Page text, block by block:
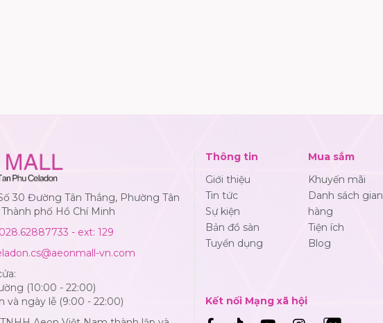
30 Đường Tân Thắng, Phường Tân
phố Hồ Chí Minh
028.62887733 - ext: 129
vn.com
(10:00 - 22:00)
và ngày lễ (9:00 - 22:00)
Thông tin
Giới thiệu
Tin tức
Sự kiện
Bản đồ sàn
Tuyển dụng
Mua sắm
Khuyến mãi
Danh sách gian
hàng
Tiện ích
Blog
Kết nối Mạng xã hội